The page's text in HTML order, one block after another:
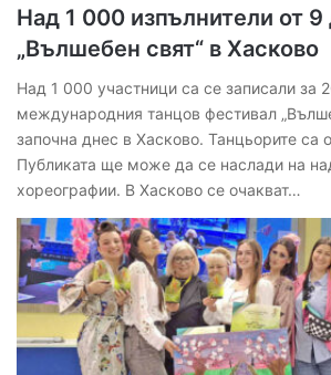
Над 1 000 изпълнители от
„Вълшебен свят“ в Хасково
Над 1 000 участници са се записали за
международния танцов фестивал
започна днес в Хасково. Танцьорите са
Публиката ще може да се наслади на
хореографии. В Хасково се очакват…